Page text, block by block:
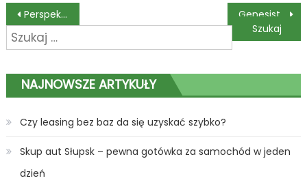
Nawigacja
wpisu
Perspektywy i możliwości w sektorze nieruchomości wakacyjnych
Szukaj:
NAJNOWSZE ARTYKUŁY
Czy leasing bez baz da się uzyskać szybko?
Skup aut Słupsk – pewna gotówka za samochód w jeden
dzień